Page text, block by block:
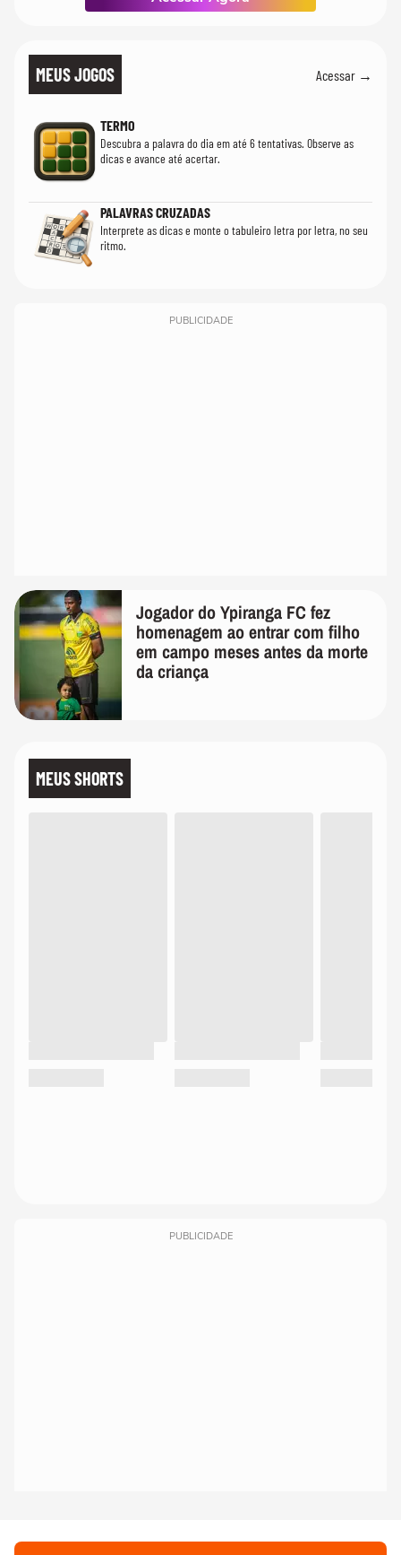
MEUS JOGOS Acessar →
TERMO
Descubra a palavra do dia em até 6 tentativas. Observe as
dicas e avance até acertar.
PALAVRAS CRUZADAS
Interprete as dicas e monte o tabuleiro letra por letra, no seu
ritmo.
PUBLICIDADE
Jogador do Ypiranga FC fez
homenagem ao entrar com filho
em campo meses antes da morte
da criança
MEUS SHORTS
PUBLICIDADE